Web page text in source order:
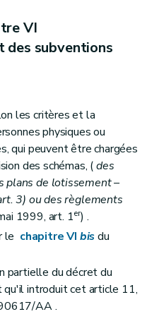
De l'octroi d'une subvention pour le fonctionnement de la commission consultative communale d'aménagement du territoire
pour l'élaboration ou la révision totale d'un règlement communal d'urbanisme
pour l'élaboration ou la révision totale d'un plan communal d'aménagement
pour l'élaboration d'une étude d'incidences relative à un projet de plan communal d'aménagement
VI
des subventions
les critères et la
physiques ou
qui peuvent être chargées
des schémas, (des
plans de lotissement–
3) ou des règlements
1999, art. 1er) .
le chapitre VI bisdu
partielle du décret du
introduit cet article 11,
AA .